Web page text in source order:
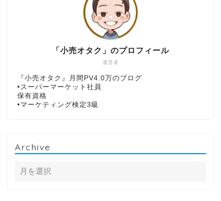
運営者
「小売オタク」のプロフィール
『小売オタク』月間PV4.0万のブログ
•スーパーマーケット社員
保有資格
•マーケティング検定3級
Archive